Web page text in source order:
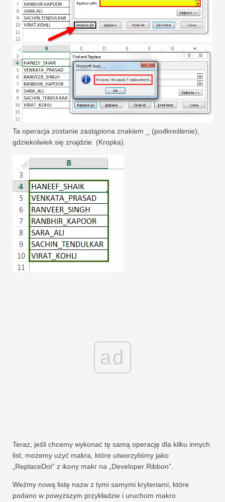
Ta operacja zostanie zastąpiona znakiem _ (podkreślenie),
gdziekolwiek się znajdzie. (Kropka).
ad
Teraz, jeśli chcemy wykonać tę samą operację dla kilku innych
list, możemy użyć makra, które utworzyliśmy jako
„ReplaceDot” z ikony makr na „Developer Ribbon”.
Weźmy nową listę nazw z tymi samymi kryteriami, które
podano w powyższym przykładzie i uruchom makro